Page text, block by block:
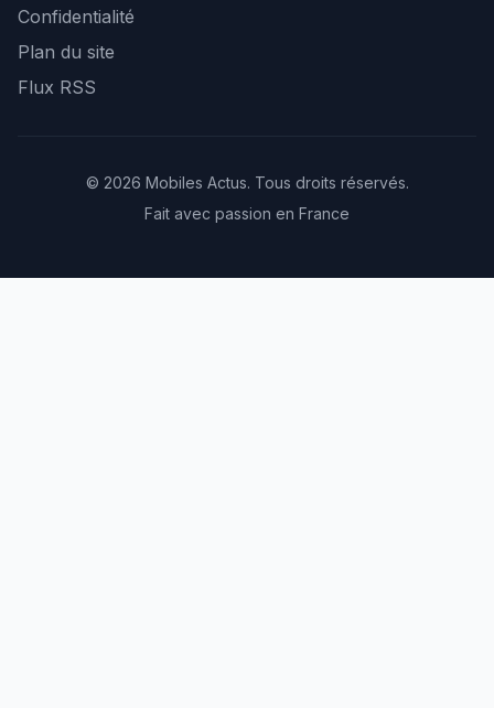
Confidentialité
Plan du site
Flux RSS
© 2026 Mobiles Actus. Tous droits réservés.
Fait avec passion en France